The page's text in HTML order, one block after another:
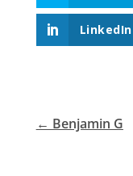
LinkedIn
← Benjamin G